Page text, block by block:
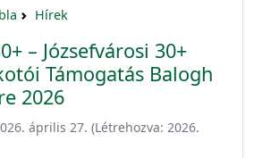
Hírek
– Józsefvárosi 30+
Támogatás Balogh
2026
április 27. (Létrehozva: 2026.